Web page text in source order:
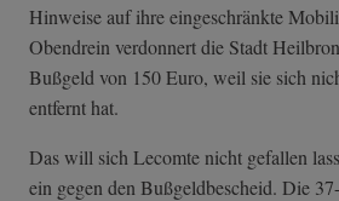
Hinweise auf ihre eingeschränkte
Obendrein verdonnert die Stadt
Bußgeld von 150 Euro, weil sie sich
entfernt hat.
Das will sich Lecomte nicht gefallen
ein gegen den Bußgeldbescheid. Die